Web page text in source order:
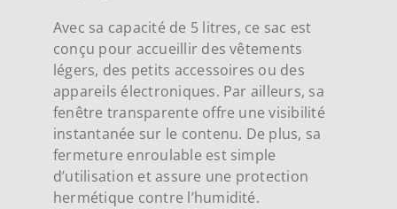
Avec sa capacité de 5 litres, ce sac est
conçu pour accueillir des vêtements
légers, des petits accessoires ou des
appareils électroniques. Par ailleurs, sa
fenêtre transparente offre une visibilité
instantanée sur le contenu. De plus, sa
fermeture enroulable est simple
d’utilisation et assure une protection
hermétique contre l’humidité.